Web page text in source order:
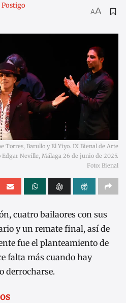
Postigo
AA
Torres, Barullo y El Yiyo. IX Bienal de Arte
Neville, Málaga 26 de junio de 2025.
Foto: Bienal
cuatro bailaores con sus
y un remate final, así de
fue el planteamiento de
falta más cuando hay
derrocharse.